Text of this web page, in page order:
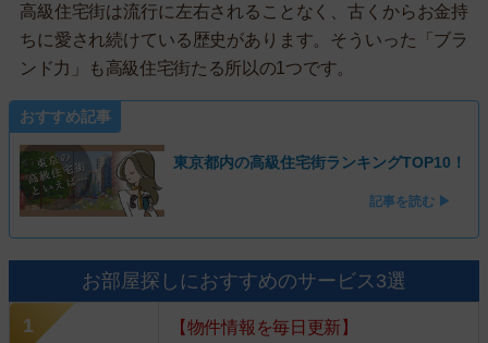
高級住宅街は流行に左右されることなく、古くからお金持
ちに愛され続けている歴史があります。そういった「ブラ
ンド力」も高級住宅街たる所以の1つです。
おすすめ記事
東京都内の高級住宅街ランキングTOP10！
記事を読む ▶
お部屋探しにおすすめのサービス3選
【物件情報を毎日更新】